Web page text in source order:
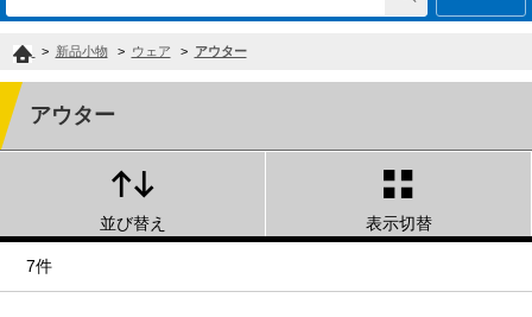
> 新品小物 > ウェア > アウター
アウター
並び替え 表示切替
7件